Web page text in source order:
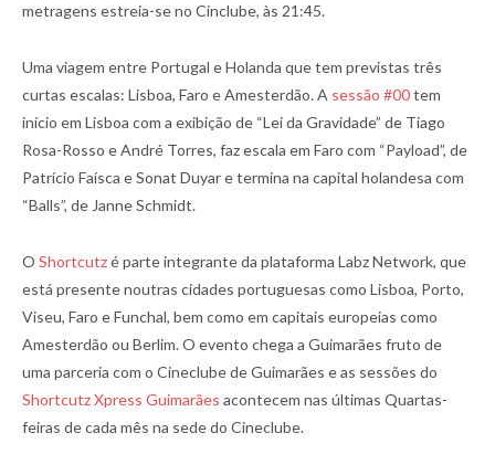
metragens estreia-se no Cinclube, às 21:45.
Uma viagem entre Portugal e Holanda que tem previstas três
curtas escalas: Lisboa, Faro e Amesterdão. A sessão #00tem
início em Lisboa com a exibição de “Lei da Gravidade” de Tiago
Rosa-Rosso e André Torres, faz escala em Faro com “Payload”, de
Patrício Faísca e Sonat Duyar e termina na capital holandesa com
“Balls”, de Janne Schmidt.
O Shortcutzé parte integrante da plataforma Labz Network, que
está presente noutras cidades portuguesas como Lisboa, Porto,
Viseu, Faro e Funchal, bem como em capitais europeias como
Amesterdão ou Berlim. O evento chega a Guimarães fruto de
uma parceria com o Cineclube de Guimarães e as sessões do
Shortcutz Xpress Guimarães acontecem nas últimas Quartas-
feiras de cada mês na sede do Cineclube.